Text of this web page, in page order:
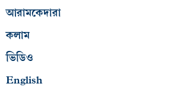
আরামকেদারা
কলাম
ভিডিও
English